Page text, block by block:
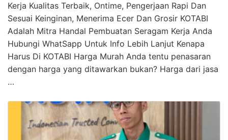
Kerja Kualitas Terbaik, Ontime, Pengerjaan Rapi Dan
Sesuai Keinginan, Menerima Ecer Dan Grosir KOTABI
Adalah Mitra Handal Pembuatan Seragam Kerja Anda
Hubungi WhatSapp Untuk Info Lebih Lanjut Kenapa
Harus Di KOTABI Harga Murah Anda tentu penasaran
dengan harga yang ditawarkan bukan? Harga dari jasa
…